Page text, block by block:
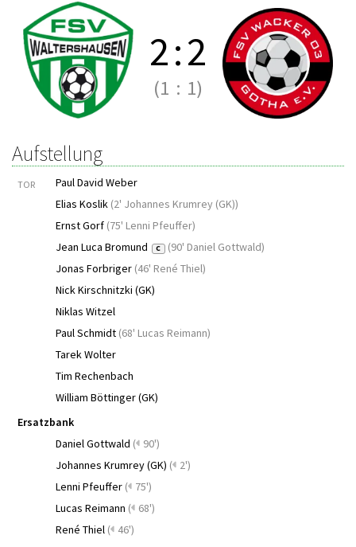
2:2
(1 : 1)
Aufstellung
TOR
Paul David Weber
Elias Koslik (2' Johannes Krumrey (GK))
Ernst Gorf (75' Lenni Pfeuffer)
Jean Luca Bromund
C (90' Daniel Gottwald)
Jonas Forbriger (46' René Thiel)
Nick Kirschnitzki (GK)
Niklas Witzel
Paul Schmidt (68' Lucas Reimann)
Tarek Wolter
Tim Rechenbach
William Böttinger (GK)
Ersatzbank
Daniel Gottwald ( 90')
Johannes Krumrey (GK) ( 2')
Lenni Pfeuffer ( 75')
Lucas Reimann ( 68')
René Thiel ( 46')